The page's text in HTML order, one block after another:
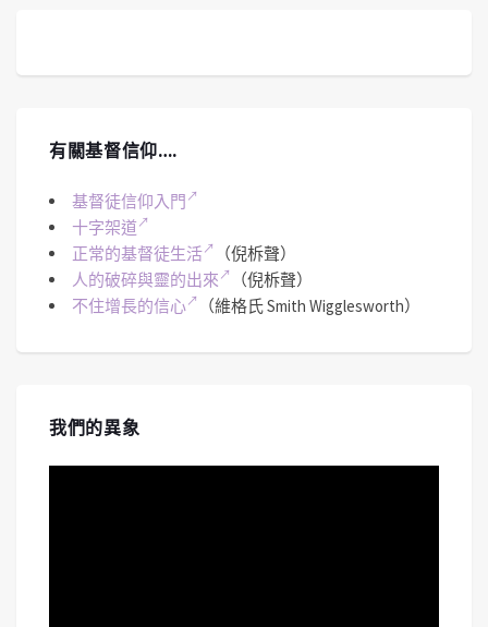
有關基督信仰….
基督徒信仰入門
十字架道
正常的基督徒生活
（倪柝聲）
人的破碎與靈的出來
（倪柝聲）
不住增長的信心
（維格氏 Smith Wigglesworth）
我們的異象